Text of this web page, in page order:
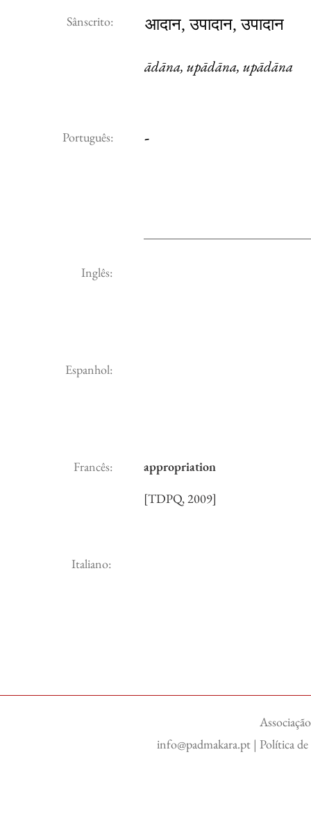
Sânscrito: आदान, उपादान, उपादान
ādāna, upādāna, upādāna
Português: -
Inglês:
Espanhol:
Francês:
appropriation
[TDPQ, 2009]
Italiano:
info@padmakara.pt | Política